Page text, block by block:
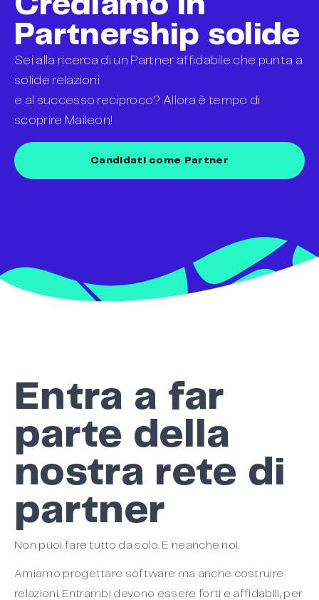
Partnership solide
Sei alla ricerca di un Partner affidabile che punta a
solide relazioni
e al successo reciproco? Allora è tempo di
scoprire Maileon!
Candidati come Partner
Entra a far
parte della
nostra rete di
partner
Non puoi fare tutto da solo. E neanche noi.
Amiamo progettare software ma anche costruire
relazioni. Entrambi devono essere forti e affidabili, per